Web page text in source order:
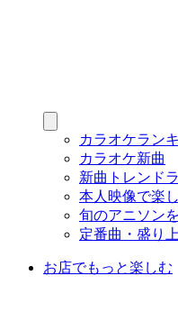
カラオケラン
カラオケ新曲
新曲トレンド
本人映像で楽
旬のアニソン
定番曲・盛り
お店でもっと楽しむ